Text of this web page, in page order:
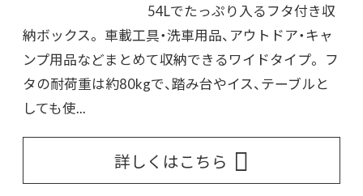
54Lでたっぷり入るフタ付き収
納ボックス。 車載工具・洗車用品、アウトドア・キャ
ンプ用品などまとめて収納できるワイドタイプ。 フ
タの耐荷重は約80kgで、踏み台やイス、テーブルと
しても使...
詳しくはこちら